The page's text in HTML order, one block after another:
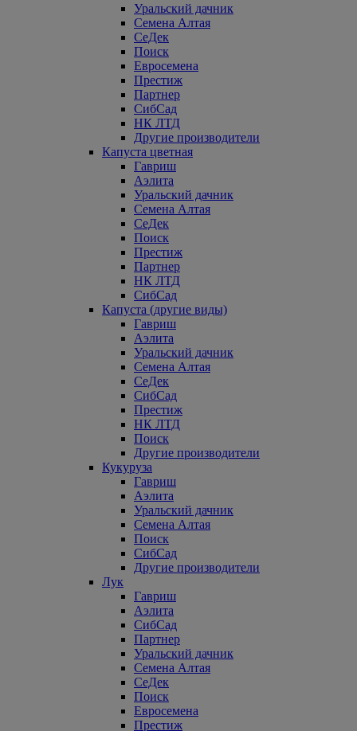
Уральский дачник
Семена Алтая
СеДек
Поиск
Евросемена
Престиж
Партнер
СибСад
НК ЛТД
Другие производители
Капуста цветная
Гавриш
Аэлита
Уральский дачник
Семена Алтая
СеДек
Поиск
Престиж
Партнер
НК ЛТД
СибСад
Капуста (другие виды)
Гавриш
Аэлита
Уральский дачник
Семена Алтая
СеДек
СибСад
Престиж
НК ЛТД
Поиск
Другие производители
Кукуруза
Гавриш
Аэлита
Уральский дачник
Семена Алтая
Поиск
СибСад
Другие производители
Лук
Гавриш
Аэлита
СибСад
Партнер
Уральский дачник
Семена Алтая
СеДек
Поиск
Евросемена
Престиж